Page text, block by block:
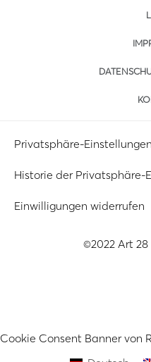
Privatsphäre-
Historie der Privatsphäre-
Einwilligungen widerrufen
©2022 Art 28
Cookie Consent Banner von